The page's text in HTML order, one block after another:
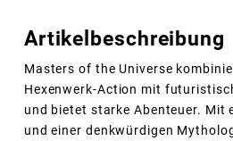
Artikelbeschreibung
Masters of the Universe
Hexenwerk-Action mit
und bietet starke Abenteuer. Mit
und einer denkwürdigen